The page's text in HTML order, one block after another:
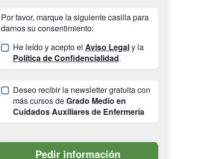
Por favor, marque la siguiente casilla para
darnos su consentimiento:
He leído y acepto el Aviso Legaly la
Política de Confidencialidad.
Deseo recibir la newsletter gratuita con
más cursos deGrado Medio en
Cuidados Auxiliares de Enfermería